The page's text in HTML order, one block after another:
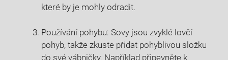
které by je mohly ⁣odradit.
Používání⁢ pohybu: Sovy jsou zvyklé ‍lovčí
pohyb, takže​ zkuste přidat pohyblivou​ složku‌
do své vábničky. ⁣Například připevněte k